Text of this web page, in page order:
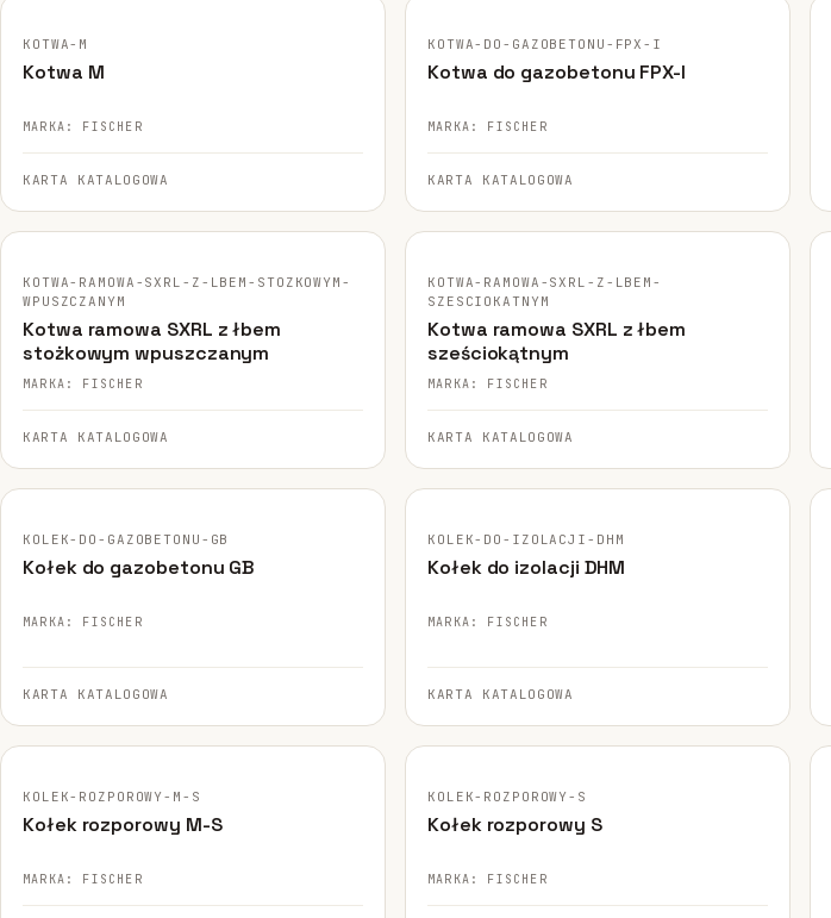
KOTWA-M
Kotwa M
MARKA: FISCHER
KARTA KATALOGOWA
KOTWA-DO-GAZOBETONU-FPX-I
Kotwa do gazobetonu FPX-I
MARKA: FISCHER
KARTA KATALOGOWA
FISCHER · ORYGINALNE ZDJĘCIE
KOTWA-RAMOWA-SXRL-Z-LBEM-STOZKOWYM-
WPUSZCZANYM
Kotwa ramowa SXRL z łbem
stożkowym wpuszczanym
MARKA: FISCHER
KARTA KATALOGOWA
FISCHER · ORYGINALNE ZDJĘCIE
KOTWA-RAMOWA-SXRL-Z-LBEM-
SZESCIOKATNYM
Kotwa ramowa SXRL z łbem
sześciokątnym
MARKA: FISCHER
KARTA KATALOGOWA
FISCHER · ORYGINALNE ZDJĘCIE
KOLEK-DO-GAZOBETONU-GB
Kołek do gazobetonu GB
MARKA: FISCHER
KARTA KATALOGOWA
FISCHER · ORYGINALNE ZDJĘCIE
KOLEK-DO-IZOLACJI-DHM
Kołek do izolacji DHM
MARKA: FISCHER
KARTA KATALOGOWA
FISCHER · ORYGINALNE ZDJĘCIE
KOLEK-ROZPOROWY-M-S
Kołek rozporowy M-S
MARKA: FISCHER
FISCHER · ORYGINALNE ZDJĘCIE
KOLEK-ROZPOROWY-S
Kołek rozporowy S
MARKA: FISCHER